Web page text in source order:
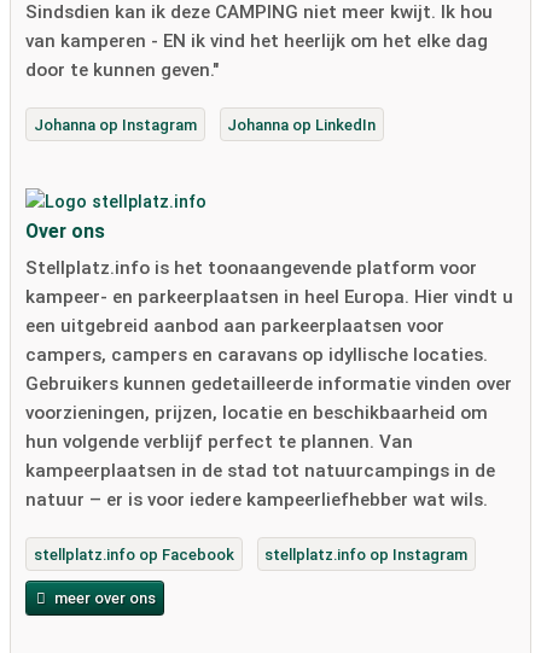
Sindsdien kan ik deze CAMPING niet meer kwijt. Ik hou
van kamperen - EN ik vind het heerlijk om het elke dag
door te kunnen geven."
Johanna op Instagram Johanna op LinkedIn
Over ons
Stellplatz.info is het toonaangevende platform voor
kampeer- en parkeerplaatsen in heel Europa. Hier vindt u
een uitgebreid aanbod aan parkeerplaatsen voor
campers, campers en caravans op idyllische locaties.
Gebruikers kunnen gedetailleerde informatie vinden over
voorzieningen, prijzen, locatie en beschikbaarheid om
hun volgende verblijf perfect te plannen. Van
kampeerplaatsen in de stad tot natuurcampings in de
natuur – er is voor iedere kampeerliefhebber wat wils.
stellplatz.info op Facebook stellplatz.info op Instagram
meer over ons